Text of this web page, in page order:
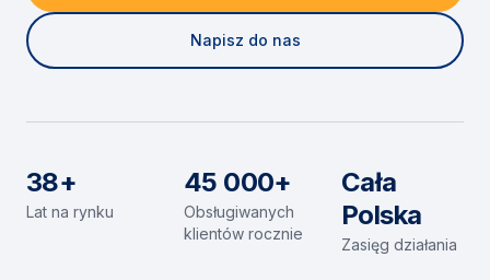
Napisz do nas
38+
Lat na rynku
45 000+
Obsługiwanych
klientów rocznie
Cała
Polska
Zasięg działania